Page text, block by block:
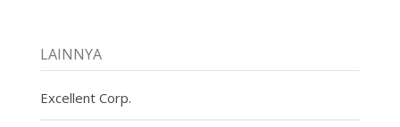
LAINNYA
Excellent Corp.